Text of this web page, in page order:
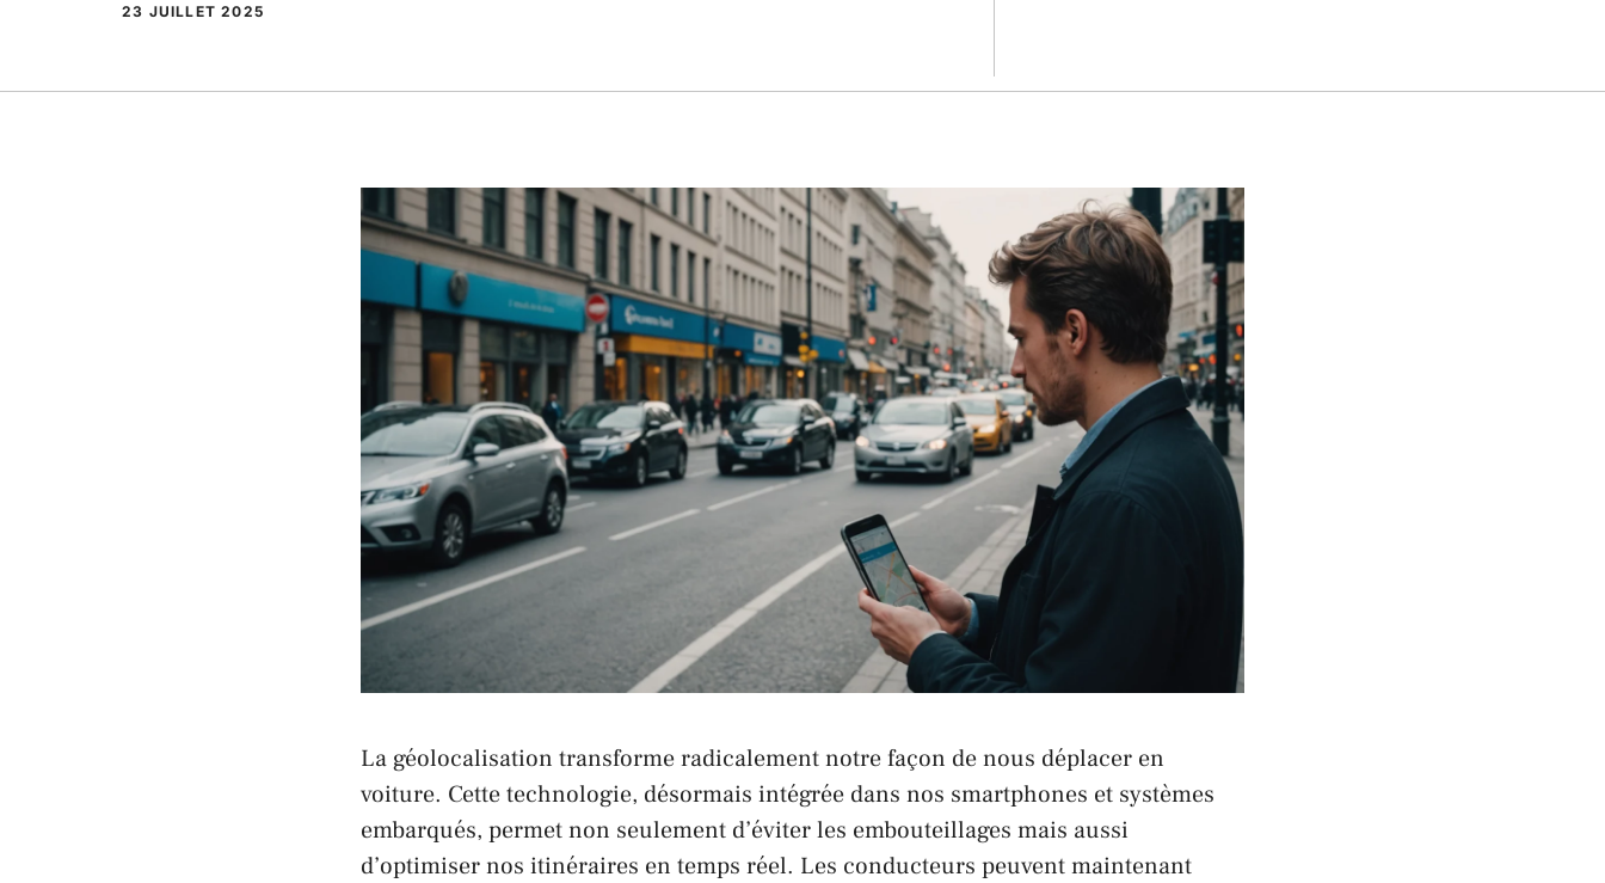
23 JUILLET 2025
La géolocalisation transforme radicalement notre façon de nous déplacer en
voiture. Cette technologie, désormais intégrée dans nos smartphones et systèmes
embarqués, permet non seulement d’éviter les embouteillages mais aussi
d’optimiser nos itinéraires en temps réel. Les conducteurs peuvent maintenant